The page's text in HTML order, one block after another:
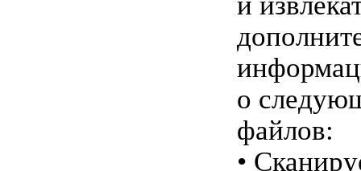
о
файлов:
•